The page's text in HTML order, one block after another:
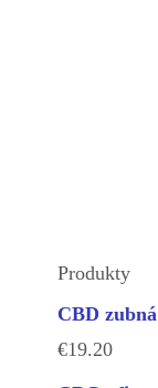
Produkty
CBD
€19.20